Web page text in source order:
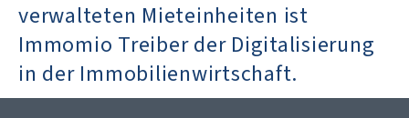
verwalteten Mieteinheiten ist
Immomio Treiber der Digitalisierung
in der Immobilienwirtschaft.